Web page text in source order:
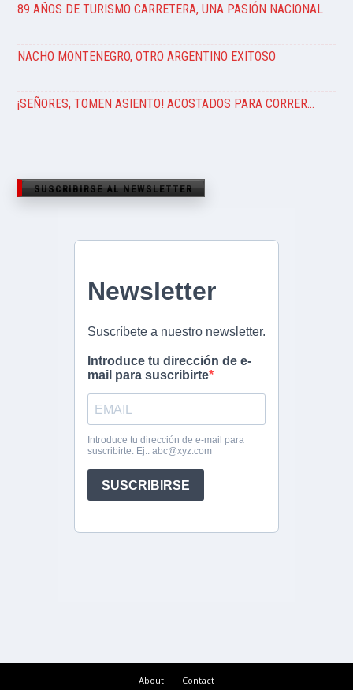
89 AÑOS DE TURISMO CARRETERA, UNA PASIÓN NACIONAL
NACHO MONTENEGRO, OTRO ARGENTINO EXITOSO
¡SEÑORES, TOMEN ASIENTO! ACOSTADOS PARA CORRER…
SUSCRIBIRSE AL NEWSLETTER
About Contact